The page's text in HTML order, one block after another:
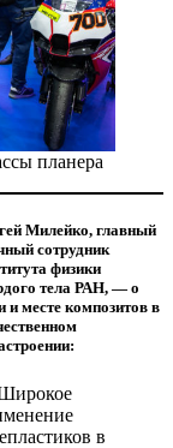
планера
Милейко, главный
сотрудник
физики
тела РАН, — о
и месте композитов в
в